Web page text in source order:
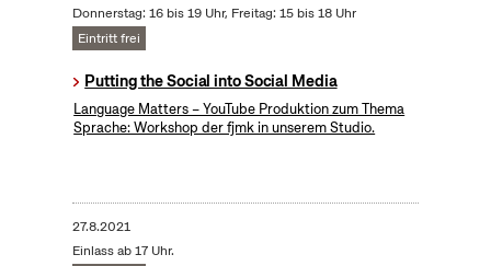
Donnerstag: 16 bis 19 Uhr, Freitag: 15 bis 18 Uhr
Eintritt frei
Putting the Social into Social Media
​Language Matters – YouTube Produktion zum Thema
Sprache: Workshop der fjmk in unserem Studio.
27.8.2021
Einlass ab 17 Uhr.